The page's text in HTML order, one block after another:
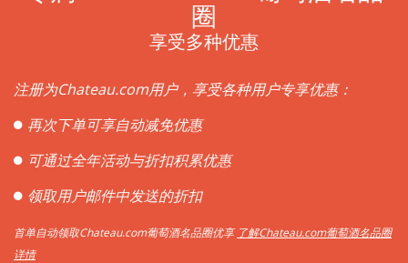
圈
享受多种优惠
注册为Chateau.com用户，享受各种用户专享优惠：
再次下单可享自动减免优惠
可通过全年活动与折扣积累优惠
领取用户邮件中发送的折扣
首单自动领取Chateau.com葡萄酒名品圈优享 了解Chateau.com葡萄酒名品圈
详情